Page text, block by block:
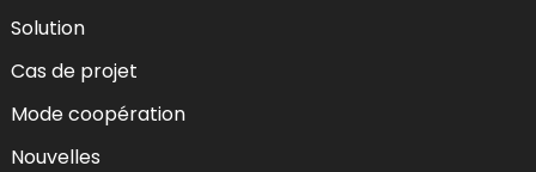
Solution
Cas de projet
Mode coopération
Nouvelles